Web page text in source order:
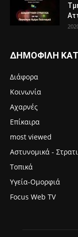
ΔΗΜΟΦΙΛΗ
Διάφορα
Κοινωνία
Αχαρνές
Επίκαιρα
most viewed
Αστυνομικά -
Τοπικά
Υγεία-Ομορφιά
Focus Web TV